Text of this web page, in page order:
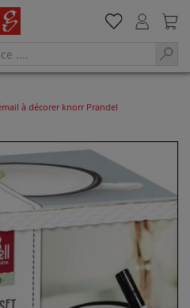
à décorer knorr Prandel